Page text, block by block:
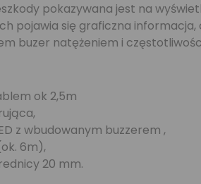
pokazywana jest na
pojawia się graficzna
buzer natężeniem i
ok 2,5m
z wbudowanym buzzerem ,
6m),
20 mm.